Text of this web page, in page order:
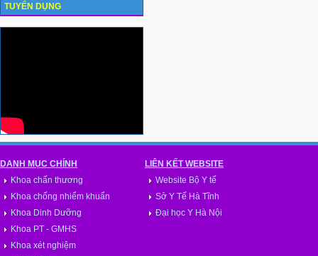
TUYỂN DỤNG
DANH MỤC CHÍNH
Khoa chấn thương
Khoa chống nhiểm khuẩn
Khoa Dinh Dưỡng
Khoa PT - GMHS
Khoa xét nghiệm
LIÊN KẾT WEBSITE
Website Bộ Y tế
Sở Y Tế Hà Tĩnh
Đại học Y Hà Nội